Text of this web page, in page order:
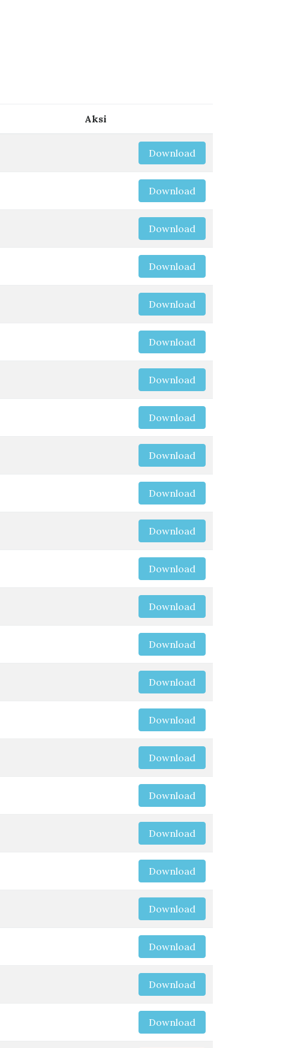
Aksi
Download
Download
Download
Download
Download
Download
Download
Download
Download
Download
Download
Download
Download
Download
Download
Download
Download
Download
Download
Download
Download
Download
Download
Download